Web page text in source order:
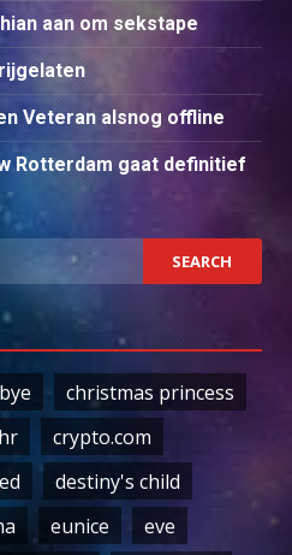
aan om sekstape
Veteran alsnog offline
Rotterdam gaat definitief
christmas princess
crypto.com
destiny's child
eunice
eve